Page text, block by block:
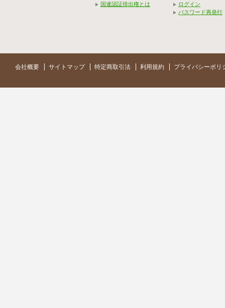
国連認証排出権とは
ログイン
パスワード再発行
会社概要 サイトマップ 特定商取引法 利用規約 プライバシーポリ